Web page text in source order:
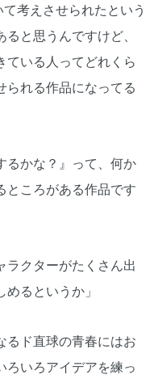
考えさせられたという
と思うんですけど、
ている人ってどれくら
られる作品になってる
るかな？』って、何か
ところがある作品です
ラクターがたくさん出
るというか」
るド直球の青春にはお
ろいろアイデアを練っ